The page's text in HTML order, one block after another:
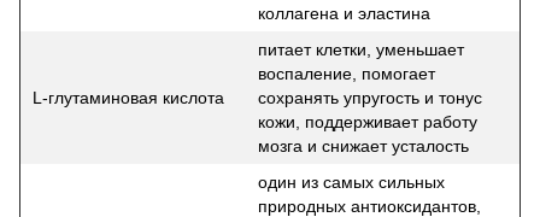
коллагена и эластина
L-глутаминовая кислота
питает клетки, уменьшает
воспаление, помогает
сохранять упругость и тонус
кожи, поддерживает работу
мозга и снижает усталость
один из самых сильных
природных антиоксидантов,